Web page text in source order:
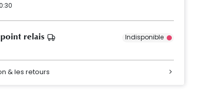
relais Indisponible
& les retours